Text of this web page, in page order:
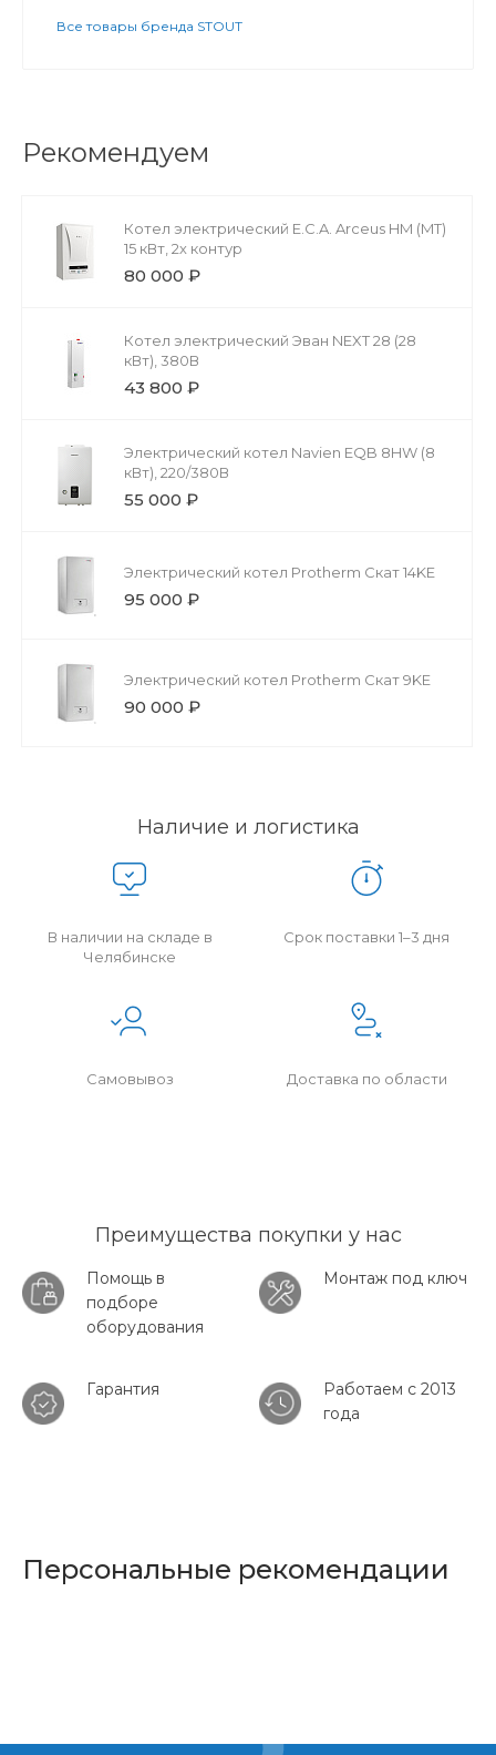
Все товары бренда STOUT
Рекомендуем
Котел электрический E.C.A. Arceus HM (MT)
15 кВт, 2х контур
80 000 ₽
Котел электрический Эван NEXT 28 (28
кВт), 380В
43 800 ₽
Электрический котел Navien EQB 8HW (8
кВт), 220/380В
55 000 ₽
Электрический котел Protherm Скат 14KЕ
95 000 ₽
Электрический котел Protherm Скат 9KЕ
90 000 ₽
Наличие и логистика
В наличии на складе в
Челябинске
Срок поставки 1–3 дня
Самовывоз Доставка по области
Преимущества покупки у нас
Помощь в
подборе
оборудования
Монтаж под ключ
Гарантия
Работаем с 2013
года
Персональные рекомендации